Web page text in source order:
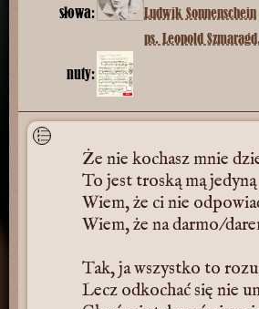
słowa:
Ludwik Sonnenschein
ps. Leopold
nuty:
Że nie kochasz mnie
To jest troską mą jedyną
Wiem, że ci nie
Wiem, że na darmo/
Tak, ja wszystko to
Lecz odkochać się nie